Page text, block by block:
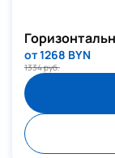
от 1268 BYN
1334 руб.